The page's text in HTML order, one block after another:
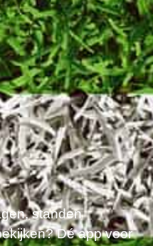
standen
Dé app voor